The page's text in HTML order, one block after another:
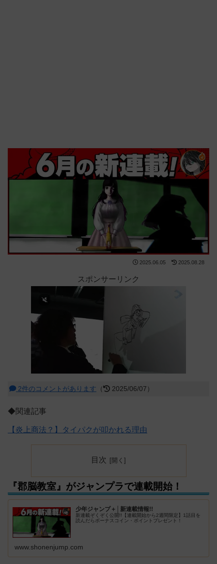
2025.06.05 2025.08.28
スポンサーリンク
2件のコメントがあります （ 2025/06/07）
◆関連記事
【炎上商法？】タイパクが叩かれる理由
目次
『郡脳教室』がジャンプラで連載開始！
少年ジャンプ＋│新連載情報!!
新連載ぞくぞく公開!!【連載開始から2週間限定】1話目を
読んだらボーナスコイン・ポイントプレゼント！
www.shonenjump.com